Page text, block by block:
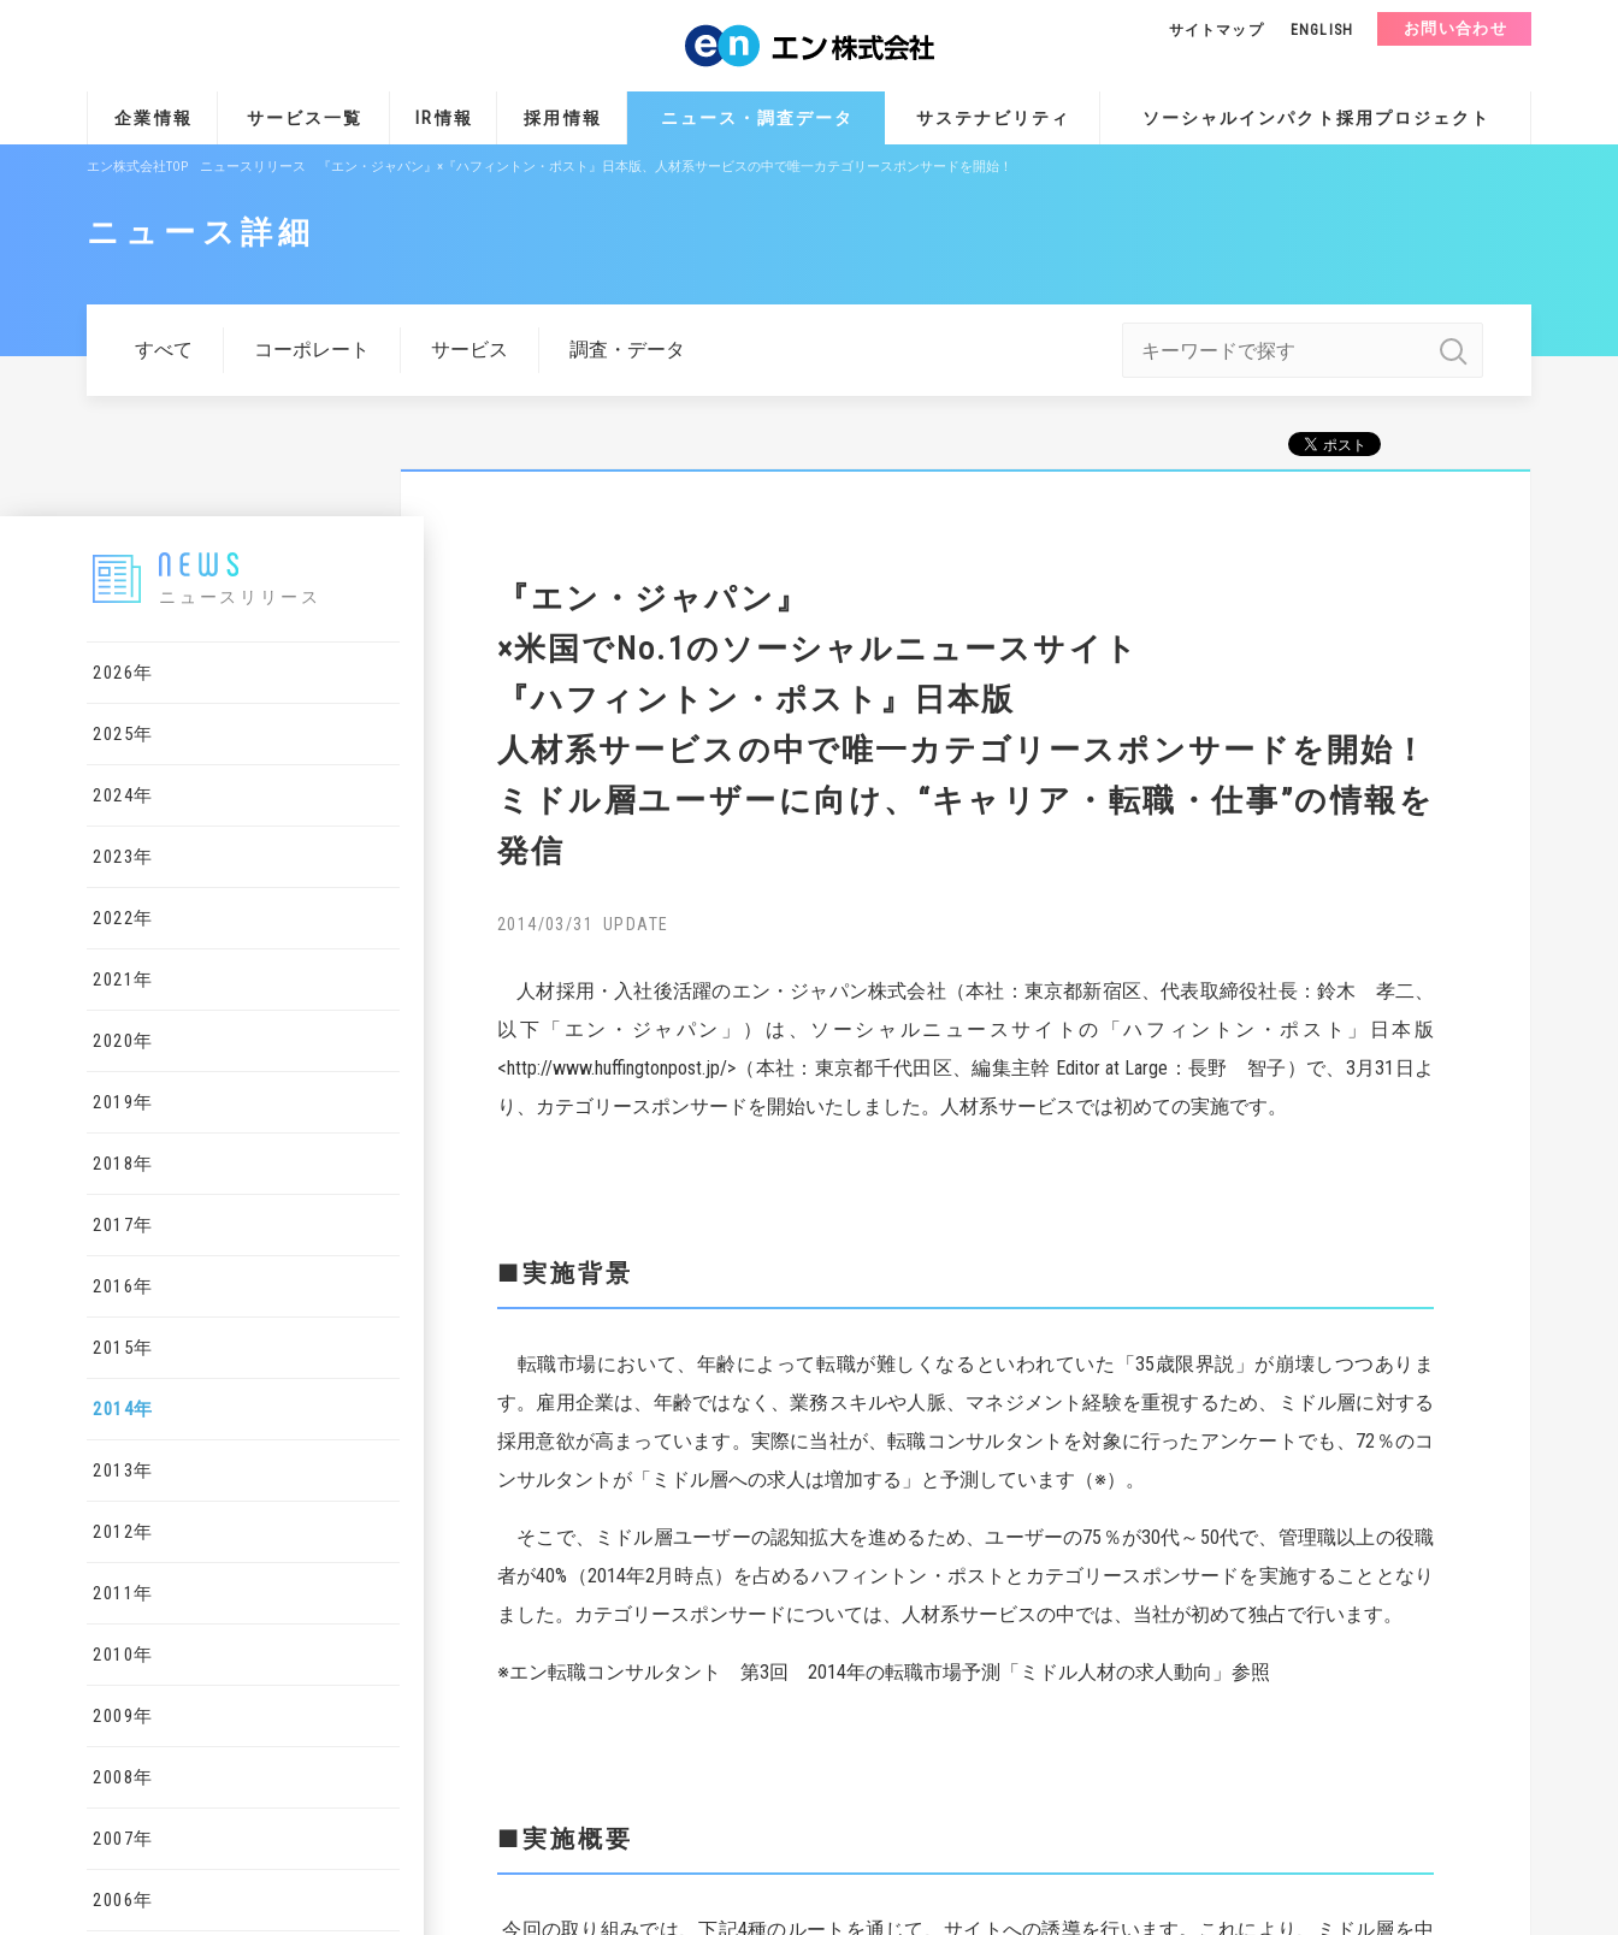
企業情報 サービス一覧 IR情報 採用情報 ニュース・調査データ サステナビリティ ソーシャルインパクト採用プロジェクト
サイトマップ ENGLISH お問い合わせ
エン株式会社TOP ニュースリリース 『エン・ジャパン』×『ハフィントン・ポスト』日本版、人材系サービスの中で唯一カテゴリースポンサードを開始！
ニュース詳細
すべて コーポレート サービス 調査・データ
ニュースリリース
2026年
2025年
2024年
2023年
2022年
2021年
2020年
2019年
2018年
2017年
2016年
2015年
2014年
2013年
2012年
2011年
2010年
2009年
2008年
2007年
2006年
『エン・ジャパン』
×米国でNo.1のソーシャルニュースサイト
『ハフィントン・ポスト』日本版
人材系サービスの中で唯一カテゴリースポンサードを開始！
ミドル層ユーザーに向け、“キャリア・転職・仕事”の情報を
発信
2014/03/31
人材採用・入社後活躍のエン・ジャパン株式会社（本社：東京都新宿区、代表取締役社長：鈴木 孝二、
以下「エン・ジャパン」）は、ソーシャルニュースサイトの「ハフィントン・ポスト」日本版
<http://www.huffingtonpost.jp/>（本社：東京都千代田区、編集主幹 Editor at Large：長野 智子）で、3月31日よ
り、カテゴリースポンサードを開始いたしました。人材系サービスでは初めての実施です。
■実施背景
転職市場において、年齢によって転職が難しくなるといわれていた「35歳限界説」が崩壊しつつありま
す。雇用企業は、年齢ではなく、業務スキルや人脈、マネジメント経験を重視するため、ミドル層に対する
採用意欲が高まっています。実際に当社が、転職コンサルタントを対象に行ったアンケートでも、72％のコ
ンサルタントが「ミドル層への求人は増加する」と予測しています（※）。
そこで、ミドル層ユーザーの認知拡大を進めるため、ユーザーの75％が30代～50代で、管理職以上の役職
者が40%（2014年2月時点）を占めるハフィントン・ポストとカテゴリースポンサードを実施することとなり
ました。カテゴリースポンサードについては、人材系サービスの中では、当社が初めて独占で行います。
※エン転職コンサルタント 第3回 2014年の転職市場予測「ミドル人材の求人動向」参照
■実施概要
今回の取り組みでは、下記4種のルートを通じて、サイトへの誘導を行います。これにより、ミドル層を中